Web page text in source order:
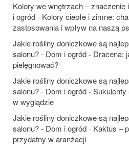
Kolory we wnętrzach –
i ogród - Kolory ciepłe i zimne:
zastosowania i wpływ na naszą
Jakie rośliny doniczkowe są
salonu? - Dom i ogród - Dracena:
pielęgnować?
Jakie rośliny doniczkowe są
salonu? - Dom i ogród - Sukulenty
w wyglądzie
Jakie rośliny doniczkowe są
salonu? - Dom i ogród - Kaktus –
przydatny w aranżacji